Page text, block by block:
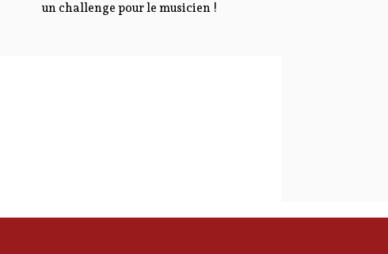
un challenge pour le musicien !